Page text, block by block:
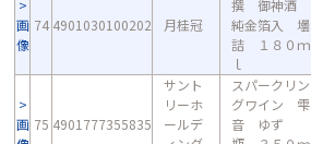
画
像
74 4901030100202 月桂冠
撰 御神酒
純金箔入 壜
詰 １８０ｍ
ｌ
画 75 4901777355835
サント
リーホ
ールデ
スパークリン
グワイン 雫
音 ゆず